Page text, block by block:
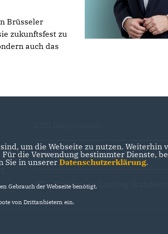
Brüsseler
zukunftsfest zu
auch das
CDU Landesverband Brandenburg
CDU-Fraktion im Landtag
um die Webseite zu nutzen.
die Verwendung bestimmter Dienste,
Sie in unserer Datenschutzerklärung.
Gebrauch der Webseite benötigt.
von Drittanbietern ein.